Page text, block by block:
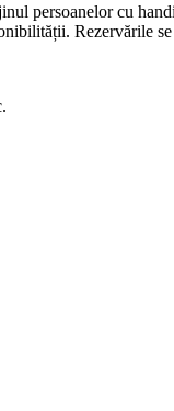
persoanelor cu
Rezervările